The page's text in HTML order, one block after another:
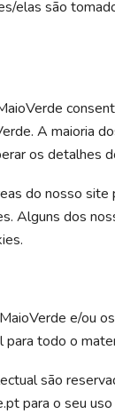
elas são
A maioria
os detalhes
do nosso
Alguns dos
e/ou
todo o
são
para o seu